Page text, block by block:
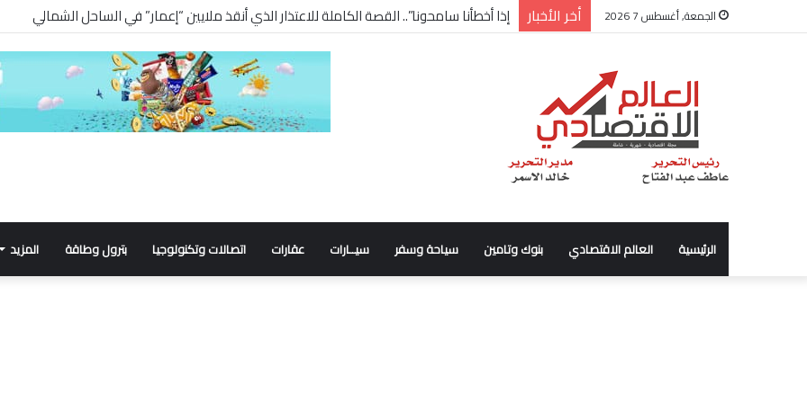
الجمعة, أغسطس 7 2026 أخر الأخبار شركة “Scope Developments” تعلن تولي أحمد كمال عيسى منصب الرئيس التنفيذي للقطاع التجاري
الرئيسية العالم الاقتصادي بنوك وتامين سياحة وسفر سيــارات عقارات اتصالات وتكنولوجيا بترول وطاقة المزيد